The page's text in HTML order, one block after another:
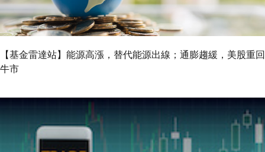
【基金雷達站】能源高漲，替代能源出線；通膨趨緩，美股重回
牛市